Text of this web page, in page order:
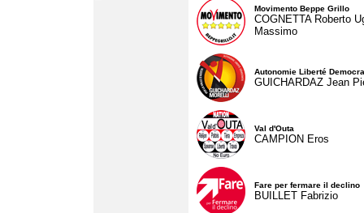
Movimento Beppe Grillo
COGNETTA Roberto
Massimo
Autonomie Liberté
GUICHARDAZ Jean
Val d'Outa
CAMPION Eros
Fare per fermare il declino
BUILLET Fabrizio